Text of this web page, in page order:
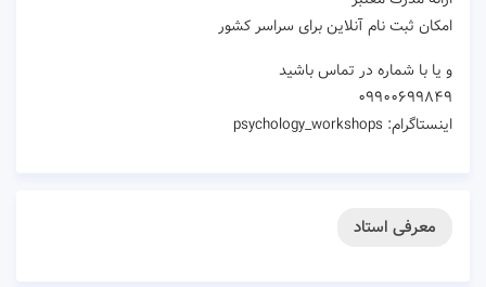
امکان ‌ثبت نام‌ آنلاین برای سراسر کشور
و یا با شماره در تماس باشید
۰۹۹۰۰۶۹۹۸۴۹
اینستاگرام: psychology_workshops
معرفی استاد